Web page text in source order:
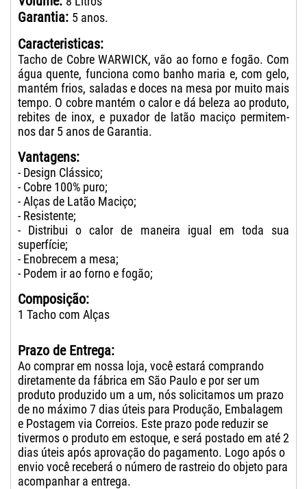
Garantia: 5 anos.
Caracteristicas:
Tacho de Cobre WARWICK, vão ao forno e fogão. Com
água quente, funciona como banho maria e, com gelo,
mantém frios, saladas e doces na mesa por muito mais
tempo. O cobre mantém o calor e dá beleza ao produto,
rebites de inox, e puxador de latão maciço permitem-
nos dar 5 anos de Garantia.
Vantagens:
- Design Clássico;
- Cobre 100% puro;
- Alças de Latão Maciço;
- Resistente;
- Distribui o calor de maneira igual em toda sua
superfície;
- Enobrecem a mesa;
- Podem ir ao forno e fogão;
Composição:
1 Tacho com Alças
Prazo de Entrega:
Ao comprar em nossa loja, você estará comprando
diretamente da fábrica em São Paulo e por ser um
produto produzido um a um, nós solicitamos um prazo
de no máximo 7 dias úteis para Produção, Embalagem
e Postagem via Correios. Este prazo pode reduzir se
tivermos o produto em estoque, e será postado em até 2
dias úteis após aprovação do pagamento. Logo após o
envio você receberá o número de rastreio do objeto para
acompanhar a entrega.